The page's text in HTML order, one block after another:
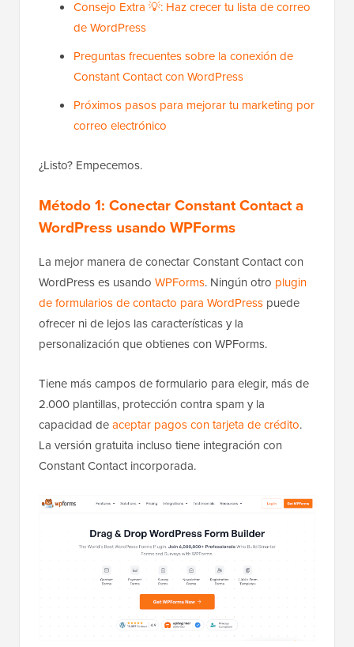
Consejo Extra 💡: Haz crecer tu lista de correo
de WordPress
Preguntas frecuentes sobre la conexión de
Constant Contact con WordPress
Próximos pasos para mejorar tu marketing por
correo electrónico
¿Listo? Empecemos.
Método 1: Conectar Constant Contact a
WordPress usando WPForms
La mejor manera de conectar Constant Contact con
WordPress es usando WPForms. Ningún otro plugin
de formularios de contacto para WordPress puede
ofrecer ni de lejos las características y la
personalización que obtienes con WPForms.
Tiene más campos de formulario para elegir, más de
2.000 plantillas, protección contra spam y la
capacidad deaceptar pagos con tarjeta de crédito.
La versión gratuita incluso tiene integración con
Constant Contact incorporada.